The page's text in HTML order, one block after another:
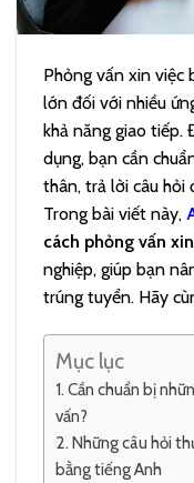
Phỏng vấn xin việc
lớn đối với nhiều
khả năng giao tiếp.
dụng, bạn cần
thân, trả lời câu hỏi
Trong bài viết này,
cách phỏng vấn
nghiệp, giúp bạn
trúng tuyển. Hãy
Mục lục
Cần chuẩn bị
vấn?
Những câu hỏi
bằng tiếng Anh